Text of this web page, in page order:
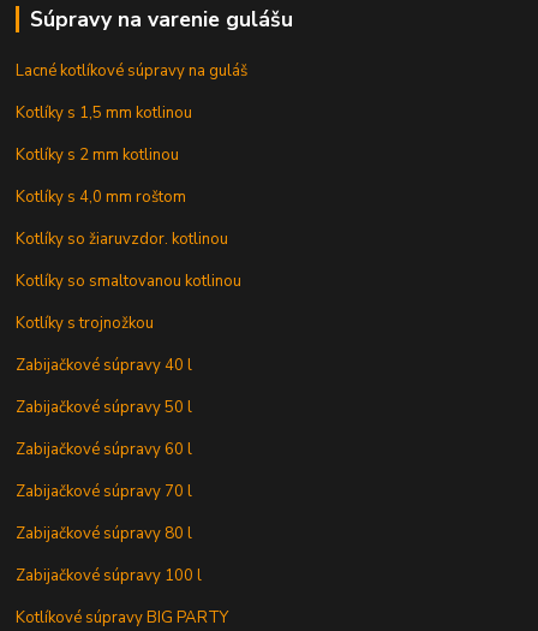
Súpravy na varenie gulášu
Lacné kotlíkové súpravy na guláš
Kotlíky s 1,5 mm kotlinou
Kotlíky s 2 mm kotlinou
Kotlíky s 4,0 mm roštom
Kotlíky so žiaruvzdor. kotlinou
Kotlíky so smaltovanou kotlinou
Kotlíky s trojnožkou
Zabijačkové súpravy 40 l
Zabijačkové súpravy 50 l
Zabijačkové súpravy 60 l
Zabijačkové súpravy 70 l
Zabijačkové súpravy 80 l
Zabijačkové súpravy 100 l
Kotlíkové súpravy BIG PARTY